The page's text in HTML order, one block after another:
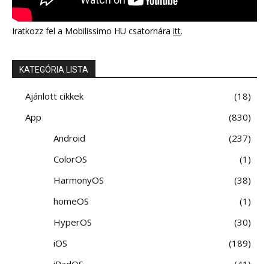
Iratkozz fel a Mobilissimo HU csatornára itt.
KATEGÓRIA LISTA
Ajánlott cikkek
18
App
830
Android
237
ColorOS
1
HarmonyOS
38
homeOS
1
HyperOS
30
iOS
189